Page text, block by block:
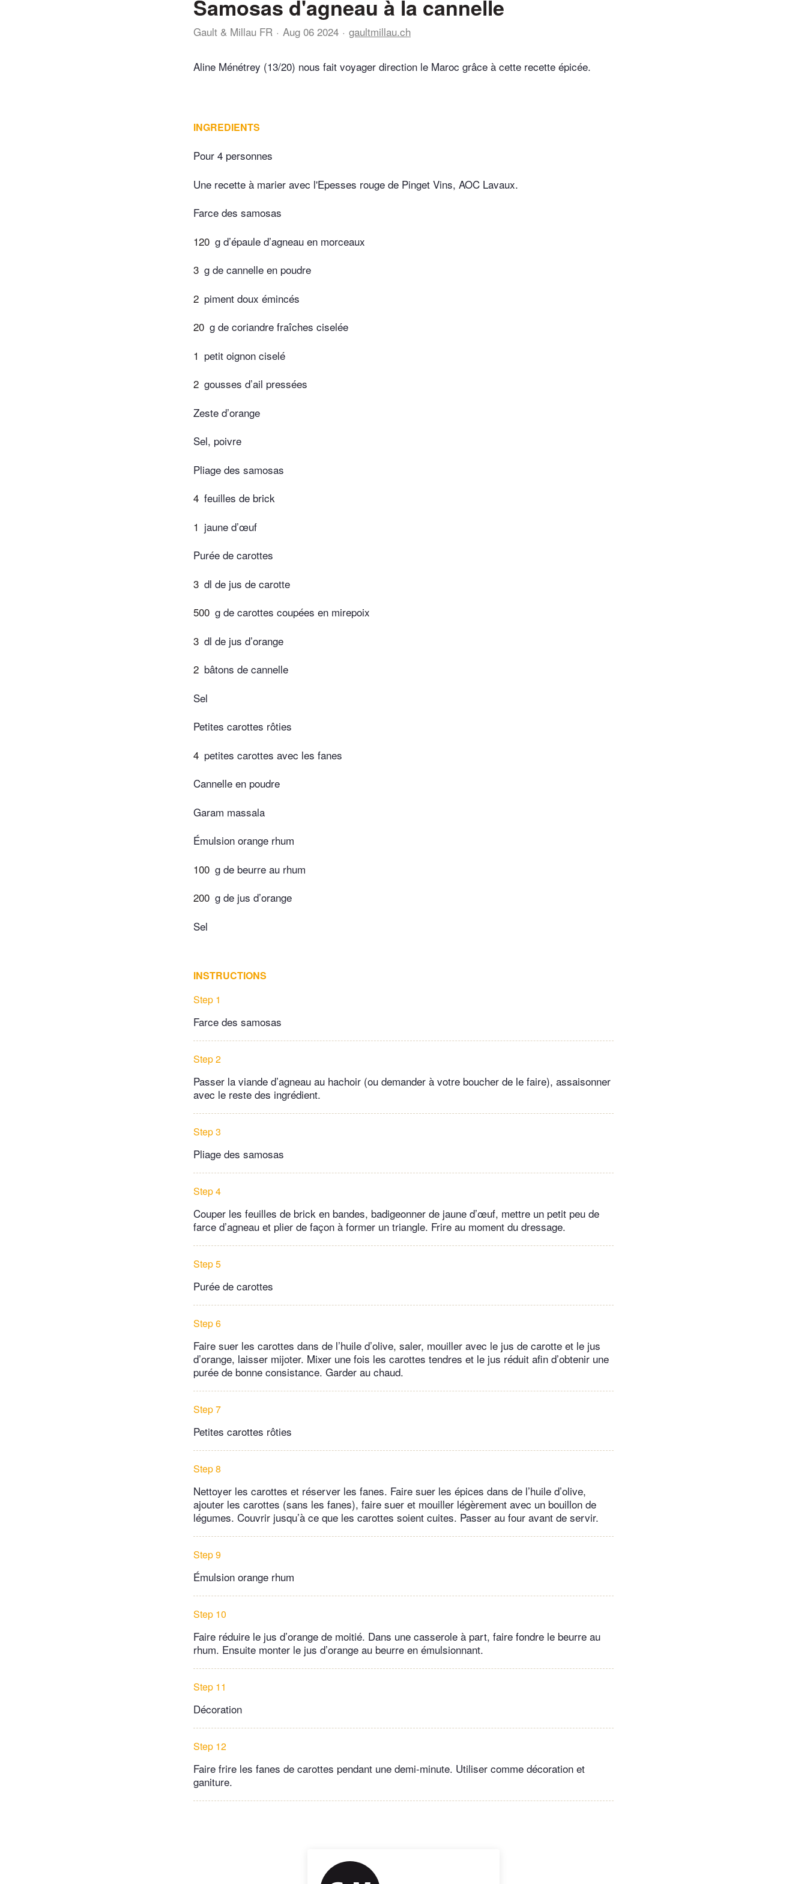
Samosas d'agneau à la cannelle
Gault & Millau FR Aug 06 2024 gaultmillau.ch
Aline Ménétrey (13/20) nous fait voyager direction le Maroc grâce à cette recette épicée.
INGREDIENTS
Pour 4 personnes
Une recette à marier avec l'Epesses rouge de Pinget Vins, AOC Lavaux.
Farce des samosas
120 g d’épaule d’agneau en morceaux
3 g de cannelle en poudre
2 piment doux émincés
20 g de coriandre fraîches ciselée
1 petit oignon ciselé
2 gousses d’ail pressées
Zeste d’orange
Sel, poivre
Pliage des samosas
4 feuilles de brick
1 jaune d’œuf
Purée de carottes
3 dl de jus de carotte
500 g de carottes coupées en mirepoix
3 dl de jus d’orange
2 bâtons de cannelle
Sel
Petites carottes rôties
4 petites carottes avec les fanes
Cannelle en poudre
Garam massala
Émulsion orange rhum
100 g de beurre au rhum
200 g de jus d’orange
Sel
INSTRUCTIONS
Step 1
Farce des samosas
Step 2
Passer la viande d’agneau au hachoir (ou demander à votre boucher de le faire), assaisonner
avec le reste des ingrédient.
Step 3
Pliage des samosas
Step 4
Couper les feuilles de brick en bandes, badigeonner de jaune d’œuf, mettre un petit peu de
farce d’agneau et plier de façon à former un triangle. Frire au moment du dressage.
Step 5
Purée de carottes
Step 6
Faire suer les carottes dans de l’huile d’olive, saler, mouiller avec le jus de carotte et le jus
d’orange, laisser mijoter. Mixer une fois les carottes tendres et le jus réduit afin d’obtenir une
purée de bonne consistance. Garder au chaud.
Step 7
Petites carottes rôties
Step 8
Nettoyer les carottes et réserver les fanes. Faire suer les épices dans de l’huile d’olive,
ajouter les carottes (sans les fanes), faire suer et mouiller légèrement avec un bouillon de
légumes. Couvrir jusqu’à ce que les carottes soient cuites. Passer au four avant de servir.
Step 9
Émulsion orange rhum
Step 10
Faire réduire le jus d’orange de moitié. Dans une casserole à part, faire fondre le beurre au
rhum. Ensuite monter le jus d’orange au beurre en émulsionnant.
Step 11
Décoration
Step 12
Faire frire les fanes de carottes pendant une demi-minute. Utiliser comme décoration et
ganiture.